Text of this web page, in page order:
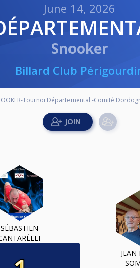
June 14, 2026
Snooker
Billard Club
Tournoi Départemental -Comité
SÉBASTIEN
JEAN